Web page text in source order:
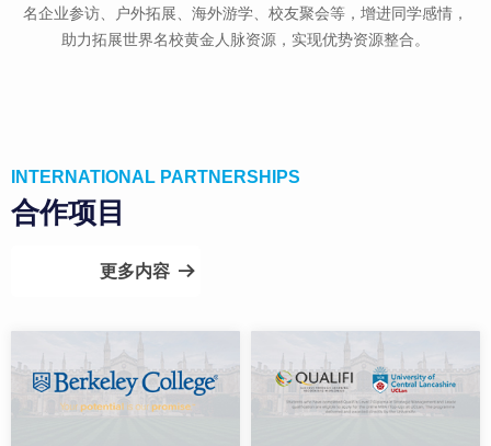
名企业参访、户外拓展、海外游学、校友聚会等，增进同学感情，
助力拓展世界名校黄金人脉资源，实现优势资源整合。
INTERNATIONAL PARTNERSHIPS
合作项目
更多内容 뀠